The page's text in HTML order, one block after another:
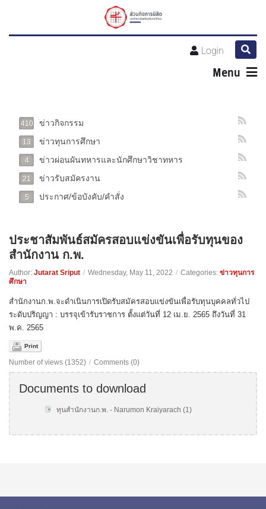
Login
Menu
410 ข่าวกิจกรรม
13 ข่าวทุนการศึกษา
4 ข่าวผ่อนผันทหารและนักศึกษาวิชาทหาร
21 ข่าวรับสมัครงาน
5 ประกาศ/ข้อบังคับ/คำสั่ง
ประชาสัมพันธ์สมัครสอบแข่งขันเพื่อรับทุนของ
สำนักงาน ก.พ.
Author: Jutarat Sriput / Wednesday, May 11, 2022 / Categories: ข่าวทุนการ
ศึกษา
สำนักงานก.พ.จะดำเนินการเปิดรับสมัครสอบแข่งขันเพื่อรับทุนบุคคลทั่วไป
ระดับปริญญา : บรรจุเข้ารับราชการ ตั้งแต่วันที่ 12 เม.ย. 2565 ถึงวันที่ 31
พ.ค. 2565
Print
Number of views (1352) / Comments (0)
Documents to download
ทุนสำนักงานก.พ. - Narumon Kraiyarach (1)